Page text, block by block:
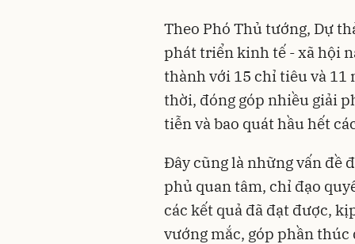
Theo Phó Thủ tướng, Dự
phát triển kinh tế - xã hội
thành với 15 chỉ tiêu và
thời, đóng góp nhiều giải
tiễn và bao quát hầu hết
Đây cũng là những vấn đề
phủ quan tâm, chỉ đạo
các kết quả đã đạt được,
vướng mắc, góp phần